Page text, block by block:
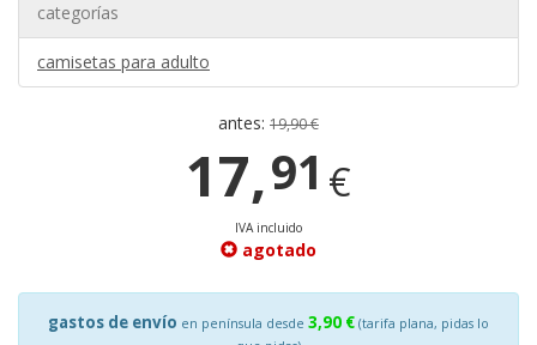
categorías
camisetas para adulto
antes: 19,90 €
17,91 €
IVA incluido
agotado
gastos de envío en península desde 3,90 € (tarifa plana, pidas lo